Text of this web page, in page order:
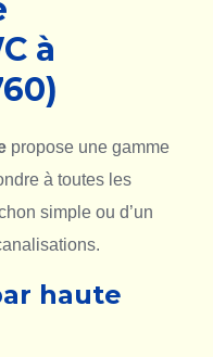
à
propose une gamme
à toutes les
simple ou d’un
haute